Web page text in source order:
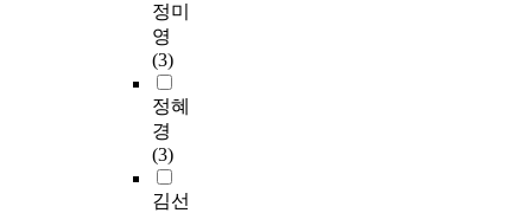
정미
영
(3)
정혜
경
(3)
김선